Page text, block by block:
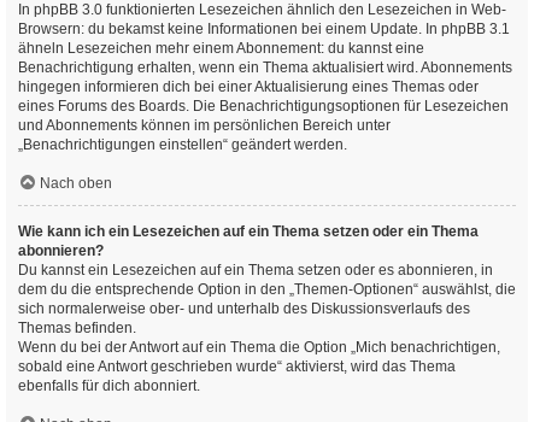
In phpBB 3.0 funktionierten Lesezeichen ähnlich den Lesezeichen in Web-
Browsern: du bekamst keine Informationen bei einem Update. In phpBB 3.1
ähneln Lesezeichen mehr einem Abonnement: du kannst eine
Benachrichtigung erhalten, wenn ein Thema aktualisiert wird. Abonnements
hingegen informieren dich bei einer Aktualisierung eines Themas oder
eines Forums des Boards. Die Benachrichtigungsoptionen für Lesezeichen
und Abonnements können im persönlichen Bereich unter
„Benachrichtigungen einstellen“ geändert werden.
Nach oben
Wie kann ich ein Lesezeichen auf ein Thema setzen oder ein Thema
abonnieren?
Du kannst ein Lesezeichen auf ein Thema setzen oder es abonnieren, in
dem du die entsprechende Option in den „Themen-Optionen“ auswählst, die
sich normalerweise ober- und unterhalb des Diskussionsverlaufs des
Themas befinden.
Wenn du bei der Antwort auf ein Thema die Option „Mich benachrichtigen,
sobald eine Antwort geschrieben wurde“ aktivierst, wird das Thema
ebenfalls für dich abonniert.